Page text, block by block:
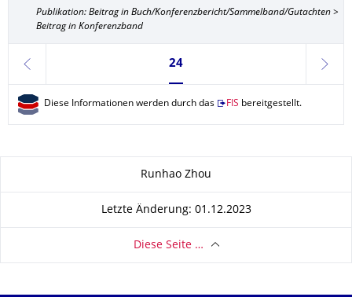
Publikation: Beitrag in Buch/Konferenzbericht/Sammelband/Gutachten >
Beitrag in Konferenzband
zurück
Seite 24, aktuell ausgewählt
24
weiter
Diese Informationen werden durch das FIS bereitgestellt.
Runhao Zhou
Letzte Änderung: 01.12.2023
Diese Seite …